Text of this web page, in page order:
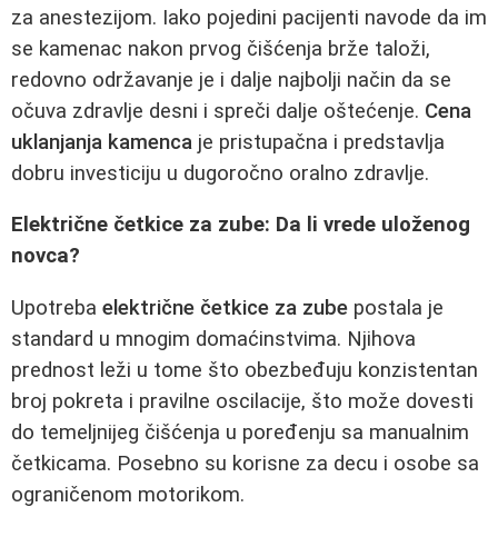
za anestezijom. Iako pojedini pacijenti navode da im
se kamenac nakon prvog čišćenja brže taloži,
redovno održavanje je i dalje najbolji način da se
očuva zdravlje desni i spreči dalje oštećenje. Cena
uklanjanja kamenca je pristupačna i predstavlja
dobru investiciju u dugoročno oralno zdravlje.
Električne četkice za zube: Da li vrede uloženog
novca?
Upotreba električne četkice za zube postala je
standard u mnogim domaćinstvima. Njihova
prednost leži u tome što obezbeđuju konzistentan
broj pokreta i pravilne oscilacije, što može dovesti
do temeljnijeg čišćenja u poređenju sa manualnim
četkicama. Posebno su korisne za decu i osobe sa
ograničenom motorikom.